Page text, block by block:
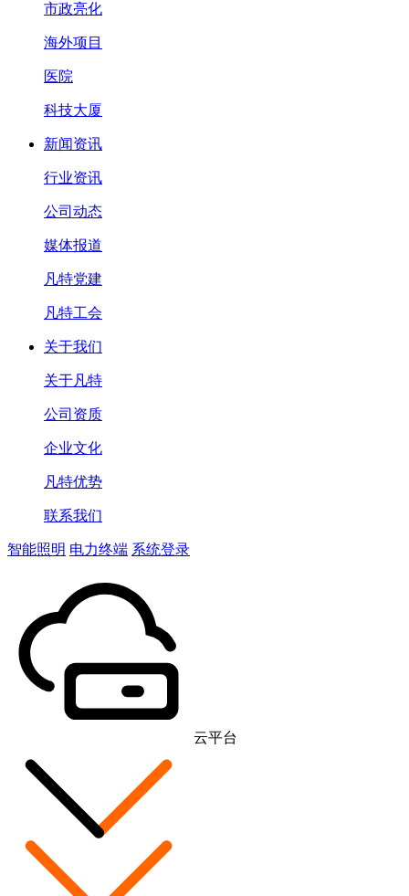
市政亮化
海外项目
医院
科技大厦
新闻资讯
行业资讯
公司动态
媒体报道
凡特党建
凡特工会
关于我们
关于凡特
公司资质
企业文化
凡特优势
联系我们
智能照明 电力终端 系统登录
云平台